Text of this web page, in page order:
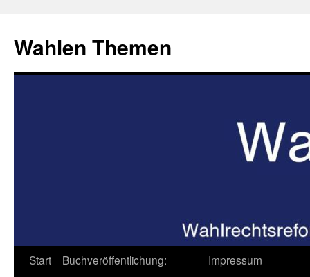
springen
Wahlen Themen
Start
Buchveröffentlichung:
Impressum